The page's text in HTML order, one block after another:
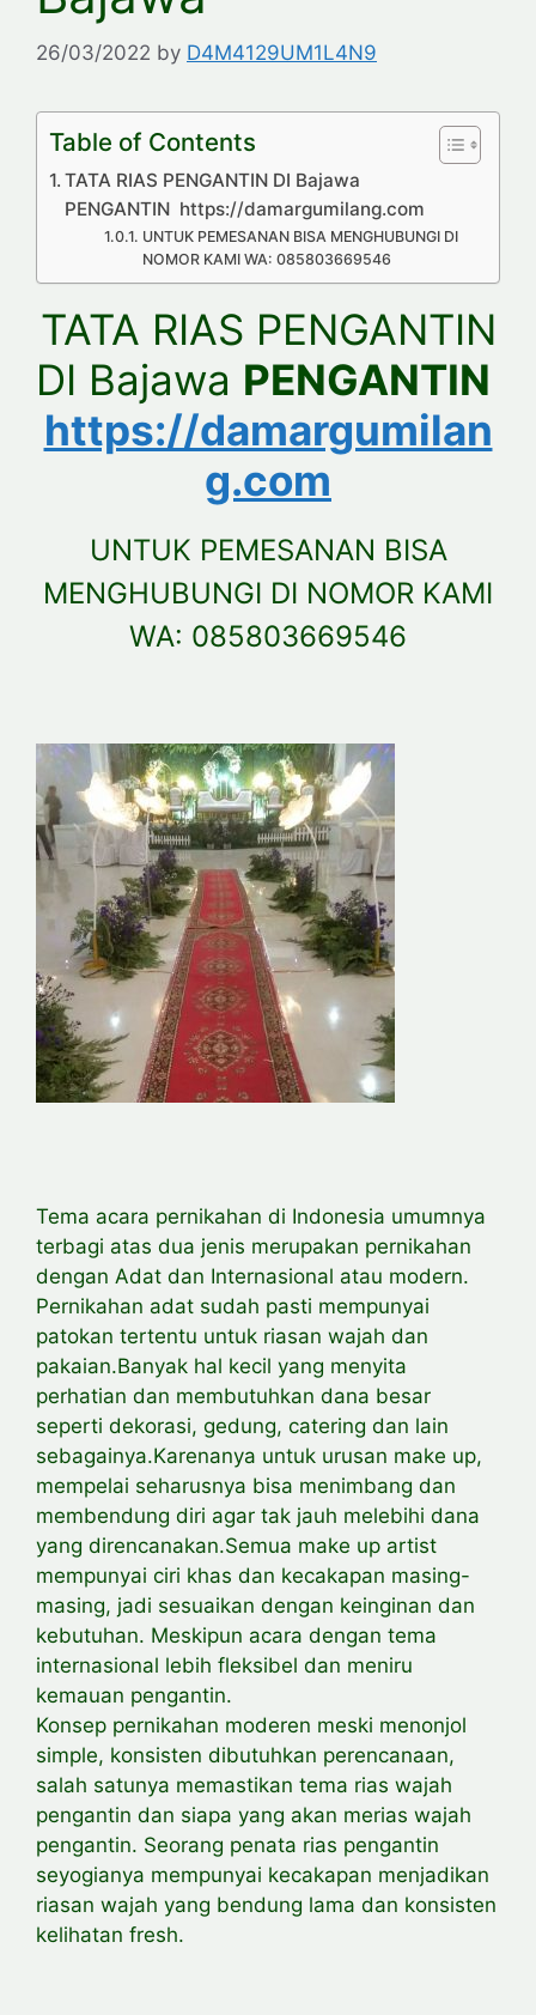
26/03/2022 by D4M4129UM1L4N9
Table of Contents
TATA RIAS PENGANTIN DI Bajawa
PENGANTIN https://damargumilang.com
UNTUK PEMESANAN BISA MENGHUBUNGI DI
NOMOR KAMI WA: 085803669546
TATA RIAS PENGANTIN
DI Bajawa PENGANTIN
https://damargumilan
g.com
UNTUK PEMESANAN BISA
MENGHUBUNGI DI NOMOR KAMI
WA: 085803669546
Tema acara pernikahan di Indonesia umumnya
terbagi atas dua jenis merupakan pernikahan
dengan Adat dan Internasional atau modern.
Pernikahan adat sudah pasti mempunyai
patokan tertentu untuk riasan wajah dan
pakaian.Banyak hal kecil yang menyita
perhatian dan membutuhkan dana besar
seperti dekorasi, gedung, catering dan lain
sebagainya.Karenanya untuk urusan make up,
mempelai seharusnya bisa menimbang dan
membendung diri agar tak jauh melebihi dana
yang direncanakan.Semua make up artist
mempunyai ciri khas dan kecakapan masing-
masing, jadi sesuaikan dengan keinginan dan
kebutuhan. Meskipun acara dengan tema
internasional lebih fleksibel dan meniru
kemauan pengantin.
Konsep pernikahan moderen meski menonjol
simple, konsisten dibutuhkan perencanaan,
salah satunya memastikan tema rias wajah
pengantin dan siapa yang akan merias wajah
pengantin. Seorang penata rias pengantin
seyogianya mempunyai kecakapan menjadikan
riasan wajah yang bendung lama dan konsisten
kelihatan fresh.